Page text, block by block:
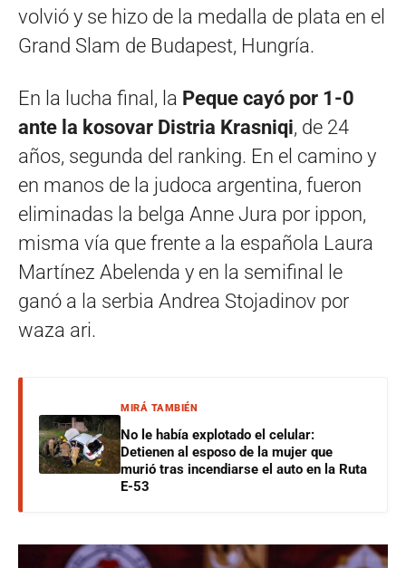
volvió y se hizo de la medalla de plata en el
Grand Slam de Budapest, Hungría.
En la lucha final, la Peque cayó por 1-0
ante la kosovar Distria Krasniqi, de 24
años, segunda del ranking. En el camino y
en manos de la judoca argentina, fueron
eliminadas la belga Anne Jura por ippon,
misma vía que frente a la española Laura
Martínez Abelenda y en la semifinal le
ganó a la serbia Andrea Stojadinov por
waza ari.
MIRÁ TAMBIÉN
No le había explotado el celular:
Detienen al esposo de la mujer que
murió tras incendiarse el auto en la Ruta
E-53